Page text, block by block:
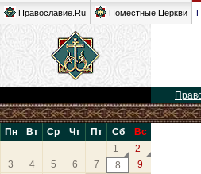
Православие.Ru Поместные Церкви
Пн Вт Ср Чт Пт Сб
Вс
1
2
3
4 5 6 7 8
9